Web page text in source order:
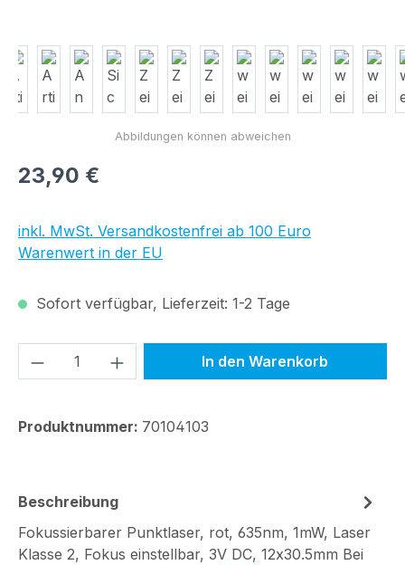
Regulärer Preis:
23,90 €
inkl. MwSt. Versandkostenfrei ab 100 Euro
Warenwert in der EU
Sofort verfügbar, Lieferzeit: 1-2 Tage
Produkt Anzahl: Gib denIn den Warenkorb
Produktnummer: 70104103
Beschreibung
Fokussierbarer Punktlaser, rot, 635nm, 1mW, Laser
Klasse 2, Fokus einstellbar, 3V DC, 12x30.5mm Bei